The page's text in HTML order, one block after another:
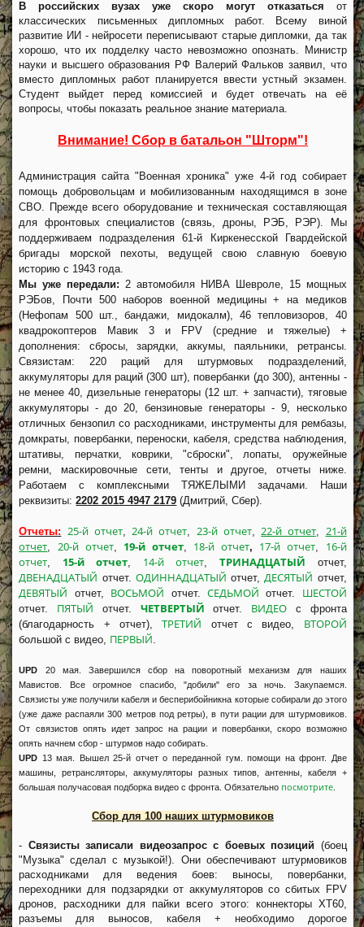
В российских вузах уже скоро могут отказаться от
классических письменных дипломных работ. Всему виной
развитие ИИ - нейросети переписывают старые дипломки, да так
хорошо, что их подделку часто невозможно опознать. Министр
науки и высшего образования РФ Валерий Фальков заявил, что
вместо дипломных работ планируется ввести устный экзамен.
Студент выйдет перед комиссией и будет отвечать на её
вопросы, чтобы показать реальное знание материала.
Внимание! Сбор в батальон "Шторм"!
Администрация сайта "Военная хроника" уже 4-й год собирает
помощь добровольцам и мобилизованным находящимся в зоне
СВО. Прежде всего оборудование и техническая составляющая
для фронтовых специалистов (связь, дроны, РЭБ, РЭР). Мы
поддерживаем подразделения 61-й Киркенесской Гвардейской
бригады морской пехоты, ведущей свою славную боевую
историю с 1943 года.
Мы уже передали: 2 автомобиля НИВА Шевроле, 15 мощных
РЭБов, Почти 500 наборов военной медицины + на медиков
(Нефопам 500 шт., бандажи, мидокалм), 46 тепловизоров, 40
квадрокоптеров Мавик 3 и FPV (средние и тяжелые) +
дополнения: сбросы, зарядки, аккумы, паяльники, ретрансы.
Связистам: 220 раций для штурмовых подразделений,
аккумуляторы для раций (300 шт), повербанки (до 300), антенны -
не менее 40, дизельные генераторы (12 шт. + запчасти), тяговые
аккумуляторы - до 20, бензиновые генераторы - 9, несколько
отличных бензопил со расходниками, инструменты для рембазы,
домкраты, повербанки, переноски, кабеля, средства наблюдения,
штативы, перчатки, коврики, "сброски", лопаты, оружейные
ремни, маскировочные сети, тенты и другое, отчеты ниже.
Работаем с комплексными ТЯЖЕЛЫМИ задачами. Наши
реквизиты:2202 2015 4947 2179 (Дмитрий, Сбер).
Отчеты: 25-й отчет,24-й отчет, 23-й отчет,22-й отчет, 21-й
отчет, 20-й отчет, 19-й отчет, 18-й отчет, 17-й отчет, 16-й
отчет, 15-й отчет, 14-й отчет, ТРИНАДЦАТЫЙ отчет,
ДВЕНАДЦАТЫЙ отчет. ОДИННАДЦАТЫЙ отчет,ДЕСЯТЫЙ отчет,
ДЕВЯТЫЙ отчет, ВОСЬМОЙ отчет. СЕДЬМОЙ отчет. ШЕСТОЙ
отчет. ПЯТЫЙ отчет. ЧЕТВЕРТЫЙ отчет. ВИДЕО с фронта
(благодарность + отчет),ТРЕТИЙ отчет с видео, ВТОРОЙ
большой с видео, ПЕРВЫЙ.
UPD 20 мая. Завершился сбор на поворотный механизм для наших
Мавистов. Все огромное спасибо, "добили" его за ночь. Закупаемся.
Связисты уже получили кабеля и бесперибойникна которые собирали до этого
(уже даже распаяли 300 метров под ретры), в пути рации для штурмовиков.
От связистов опять идет запрос на рации и повербанки, скоро возможно
опять начнем сбор - штурмов надо собирать.
UPD 13 мая. Вышел 25-й отчет о переданной гум. помощи на фронт. Две
машины, ретрансляторы, аккумуляторы разных типов, антенны, кабеля +
большая получасовая подборка видео с фронта. Обязательно посмотрите.
Сбор для 100 наших штурмовиков
- Связисты записали видеозапрос с боевых позиций (боец
"Музыка" сделал с музыкой!). Они обеспечивают штурмовиков
расходниками для ведения боев: выносы, повербанки,
переходники для подзарядки от аккумуляторов со сбитых FPV
дронов, расходники для пайки всего этого: коннекторы XT60,
разъемы для выносов, кабеля + необходимо дорогое